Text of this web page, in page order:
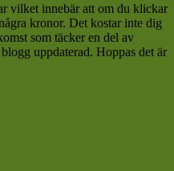
vilket innebär att om du klickar
kronor. Det kostar inte dig
som täcker en del av
uppdaterad. Hoppas det är